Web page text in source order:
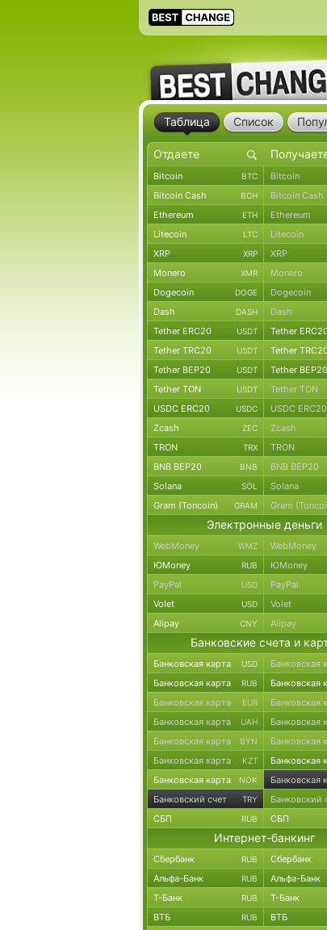
Таблица Список
Bitcoin BTC Bitcoin
Bitcoin Cash BCH Bitcoin Cash
Ethereum ETH Ethereum
Litecoin LTC Litecoin
XRP XRP XRP
Monero XMR Monero
Dogecoin DOGE Dogecoin
Dash DASH Dash
Tether ERC20 USDT Tether
Tether TRC20 USDT Tether
Tether BEP20 USDT Tether BEP20
Tether TON USDT Tether TON
USDC ERC20 USDC USDC ERC20
Zcash ZEC Zcash
TRON TRX TRON
BNB BEP20 BNB BNB BEP20
Solana SOL Solana
Gram (Toncoin) GRAM Gram
Электронные деньги
WebMoney WMZ WebMoney
ЮMoney RUB ЮMoney
PayPal USD PayPal
Volet USD Volet
Alipay CNY Alipay
Банковские счета и
Банковская карта USD Банковская
Банковская карта RUB Банковская
Банковская карта EUR Банковская
Банковская карта UAH Банковская
Банковская карта BYN Банковская
Банковская карта KZT Банковская
Банковская карта NOK Банковская
Банковский счет TRY Банковский
СБП RUB СБП
Интернет-банкинг
Сбербанк RUB Сбербанк
Альфа-Банк RUB Альфа-Банк
Т-Банк RUB Т-Банк
ВТБ RUB ВТБ